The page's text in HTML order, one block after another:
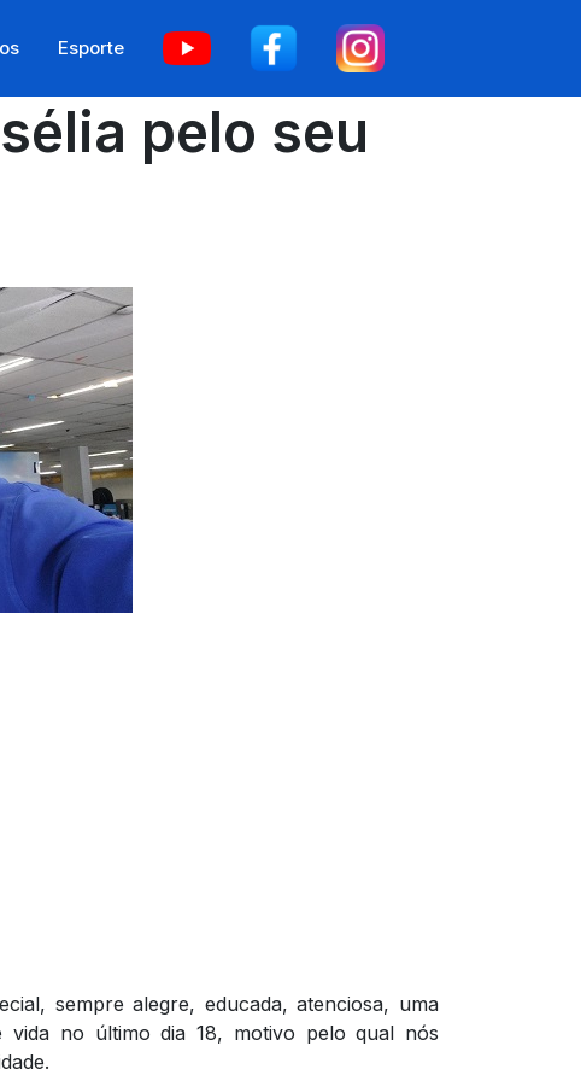
Esporte
pelo seu
sempre alegre, educada, atenciosa, uma
vida no último dia 18, motivo pelo qual nós